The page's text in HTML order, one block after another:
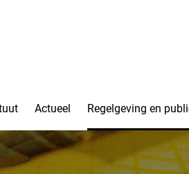
Actueel Regelgeving en